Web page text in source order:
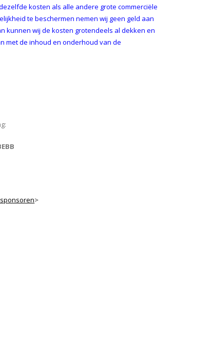
kosten als alle andere grote commerciële
te beschermen nemen wij geen geld aan
kunnen wij de kosten grotendeels al dekken en
met de inhoud en onderhoud van de
>